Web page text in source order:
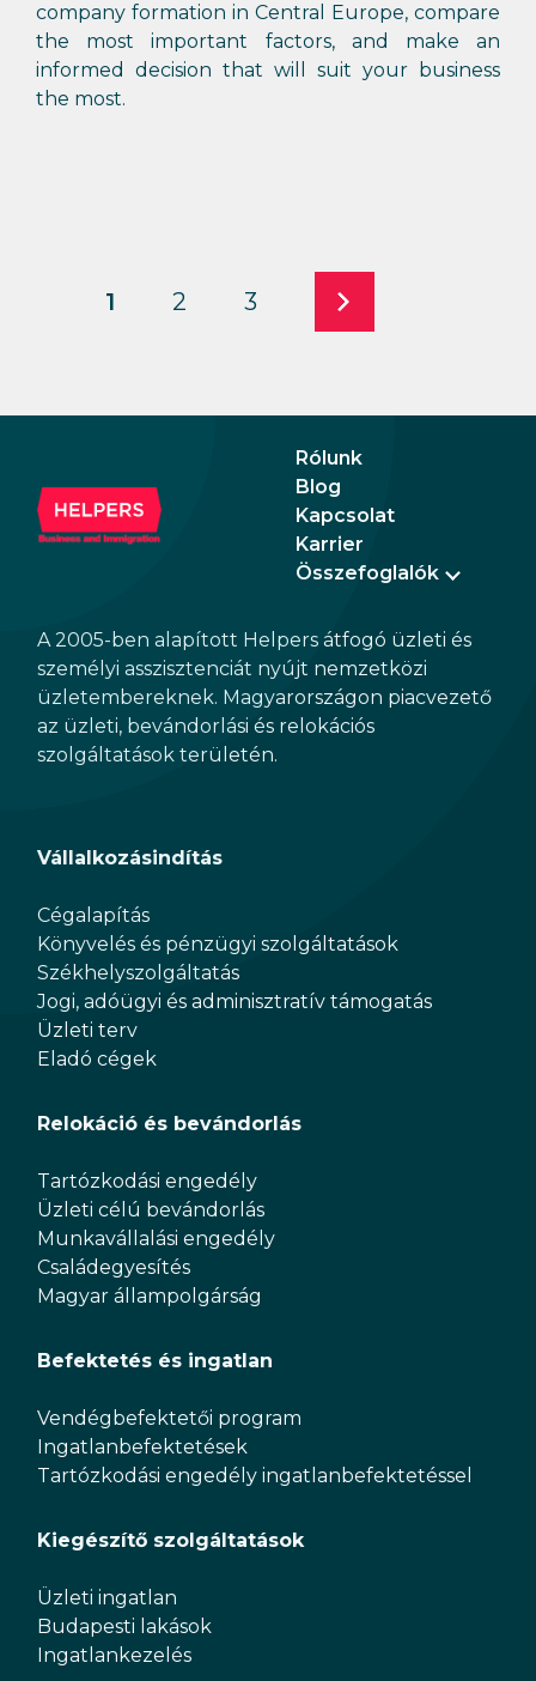
company formation in Central Europe, compare
the most important factors, and make an
informed decision that will suit your business
the most.
1 2 3
Rólunk
Blog
Kapcsolat
Karrier
Összefoglalók
A 2005-ben alapított Helpers átfogó üzleti és
személyi asszisztenciát nyújt nemzetközi
üzletembereknek. Magyarországon piacvezető
az üzleti, bevándorlási és relokációs
szolgáltatások területén.
Vállalkozásindítás
Cégalapítás
Könyvelés és pénzügyi szolgáltatások
Székhelyszolgáltatás
Jogi, adóügyi és adminisztratív támogatás
Üzleti terv
Eladó cégek
Relokáció és bevándorlás
Tartózkodási engedély
Üzleti célú bevándorlás
Munkavállalási engedély
Családegyesítés
Magyar állampolgárság
Befektetés és ingatlan
Vendégbefektetői program
Ingatlanbefektetések
Tartózkodási engedély ingatlanbefektetéssel
Kiegészítő szolgáltatások
Üzleti ingatlan
Budapesti lakások
Ingatlankezelés